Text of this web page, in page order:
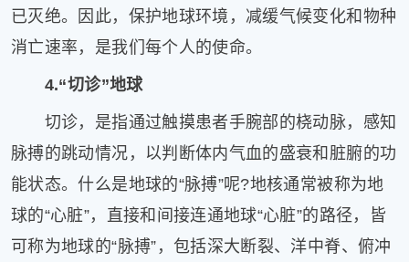
已灭绝。因此，保护地球环境，减缓气候变化和物种
消亡速率，是我们每个人的使命。
4.“切诊”地球
切诊，是指通过触摸患者手腕部的桡动脉，感知
脉搏的跳动情况，以判断体内气血的盛衰和脏腑的功
能状态。什么是地球的“脉搏”呢?地核通常被称为地
球的“心脏”，直接和间接连通地球“心脏”的路径，皆
可称为地球的“脉搏”，包括深大断裂、洋中脊、俯冲